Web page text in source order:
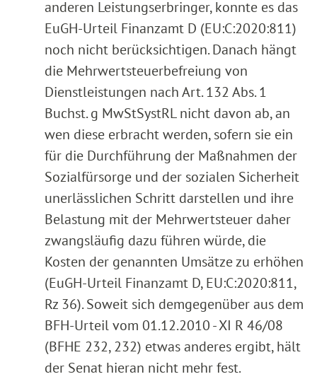
anderen Leistungserbringer, konnte es das
EuGH-Urteil Finanzamt D (EU:C:2020:811)
noch nicht berücksichtigen. Danach hängt
die Mehrwertsteuerbefreiung von
Dienstleistungen nach Art. 132 Abs. 1
Buchst. g MwStSystRL nicht davon ab, an
wen diese erbracht werden, sofern sie ein
für die Durchführung der Maßnahmen der
Sozialfürsorge und der sozialen Sicherheit
unerlässlichen Schritt darstellen und ihre
Belastung mit der Mehrwertsteuer daher
zwangsläufig dazu führen würde, die
Kosten der genannten Umsätze zu erhöhen
(EuGH-Urteil Finanzamt D, EU:C:2020:811,
Rz 36). Soweit sich demgegenüber aus dem
BFH-Urteil vom 01.12.2010 - XI R 46/08
(BFHE 232, 232) etwas anderes ergibt, hält
der Senat hieran nicht mehr fest.